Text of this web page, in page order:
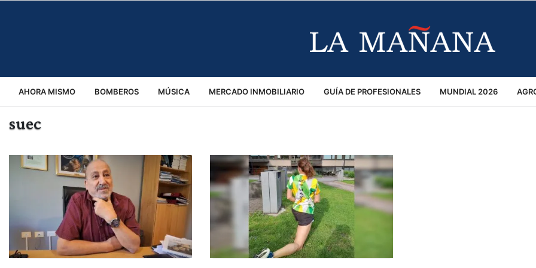
AHORA MISMO BOMBEROS MÚSICA MERCADO INMOBILIARIO GUÍA DE PROFESIONALES MUNDIAL 2026
REGIONALES
suec